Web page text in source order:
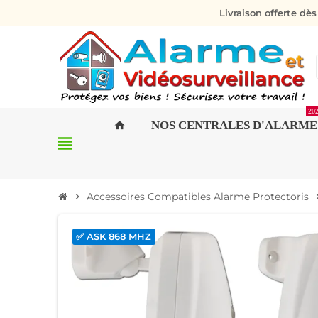
Livraison offerte
view_headline
home NOS CENTRALES D'ALARME
chevron_right Accessoires Compatibles Alarme Protectoris
✅ ASK 868 MHZ